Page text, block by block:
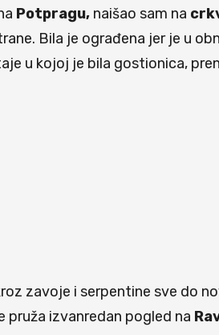
Potpragu, naišao sam na
Bila je ograđena jer je u
u kojoj je bila gostionica,
zavoje i serpentine sve do
pruža izvanredan pogled na